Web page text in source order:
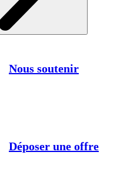
Nous soutenir
Déposer une offre